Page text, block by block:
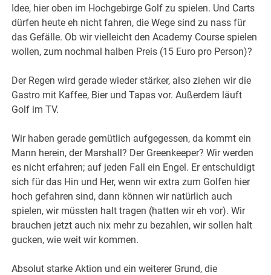
Idee, hier oben im Hochgebirge Golf zu spielen. Und Carts
dürfen heute eh nicht fahren, die Wege sind zu nass für
das Gefälle. Ob wir vielleicht den Academy Course spielen
wollen, zum nochmal halben Preis (15 Euro pro Person)?
Der Regen wird gerade wieder stärker, also ziehen wir die
Gastro mit Kaffee, Bier und Tapas vor. Außerdem läuft
Golf im TV.
Wir haben gerade gemütlich aufgegessen, da kommt ein
Mann herein, der Marshall? Der Greenkeeper? Wir werden
es nicht erfahren; auf jeden Fall ein Engel. Er entschuldigt
sich für das Hin und Her, wenn wir extra zum Golfen hier
hoch gefahren sind, dann können wir natürlich auch
spielen, wir müssten halt tragen (hatten wir eh vor). Wir
brauchen jetzt auch nix mehr zu bezahlen, wir sollen halt
gucken, wie weit wir kommen.
Absolut starke Aktion und ein weiterer Grund, die